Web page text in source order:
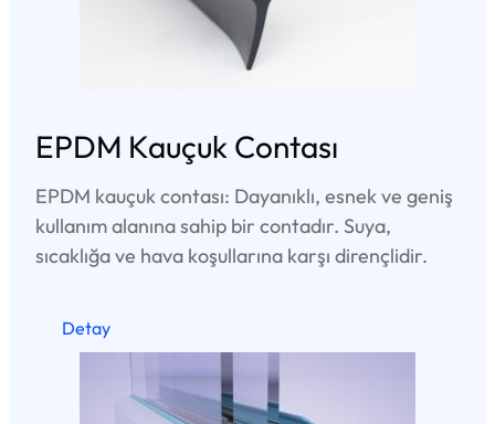
EPDM Kauçuk Contası
EPDM kauçuk contası: Dayanıklı, esnek ve geniş
kullanım alanına sahip bir contadır. Suya,
sıcaklığa ve hava koşullarına karşı dirençlidir.
Detay